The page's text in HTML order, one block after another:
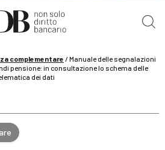
/ 29 settembre
terzi e ruolo della banca
complementare /Manuale delle segnalazioni
pensione: in consultazione lo schema delle
dei dati